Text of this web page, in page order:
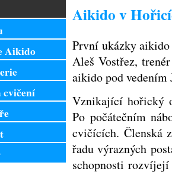
Aikido
cvičení
Aikido v
První ukázky
Aleš Vostřez,
aikido pod vedením
Vznikající hořický
Po počátečním
cvičících. Členská
řadu výrazných
schopnosti